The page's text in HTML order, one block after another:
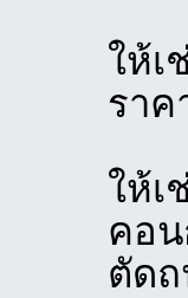
ให้เ
ราค
ให้เ
คอน
ตัด